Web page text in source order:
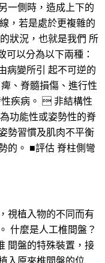
一側時，造成上下的
，若是處於更複雜的
狀況，也就是我們 所
可以分為以下兩種：
變所引 起不可逆的
、脊髓損傷、進行性
疾病。  非結構性
功能性或姿勢性的脊
勢習慣及肌肉不平衡
的。 ■評估 脊柱側彎
視植入物的不同而有
什麼是人工椎間盤？
間盤的特殊裝置，接